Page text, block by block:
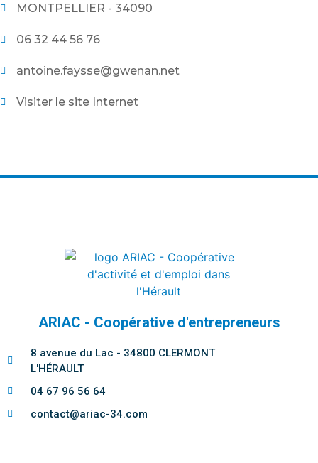
MONTPELLIER - 34090
06 32 44 56 76
antoine.faysse@gwenan.net
Visiter le site Internet
ARIAC - Coopérative d'entrepreneurs
8 avenue du Lac - 34800 CLERMONT
L'HÉRAULT
04 67 96 56 64
contact@ariac-34.com